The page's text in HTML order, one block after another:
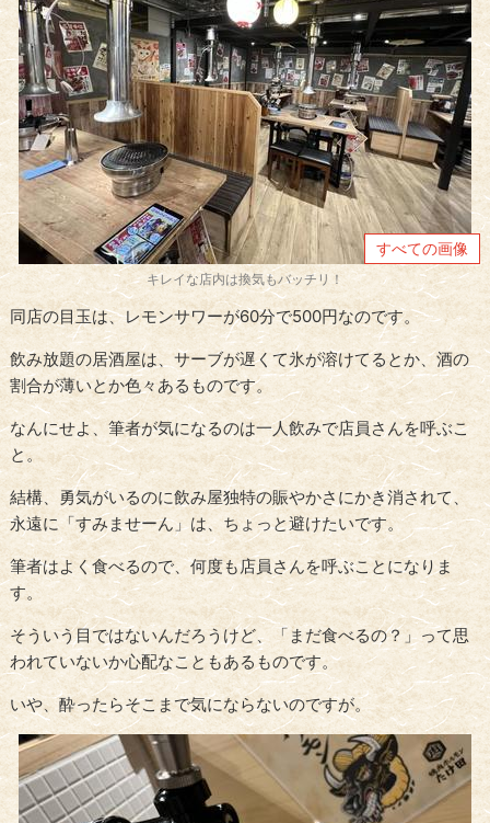
すべての画像
キレイな店内は換気もバッチリ！
同店の目玉は、レモンサワーが60分で500円なのです。
飲み放題の居酒屋は、サーブが遅くて氷が溶けてるとか、酒の
割合が薄いとか色々あるものです。
なんにせよ、筆者が気になるのは一人飲みで店員さんを呼ぶこ
と。
結構、勇気がいるのに飲み屋独特の賑やかさにかき消されて、
永遠に「すみませーん」は、ちょっと避けたいです。
筆者はよく食べるので、何度も店員さんを呼ぶことになりま
す。
そういう目ではないんだろうけど、「まだ食べるの？」って思
われていないか心配なこともあるものです。
いや、酔ったらそこまで気にならないのですが。